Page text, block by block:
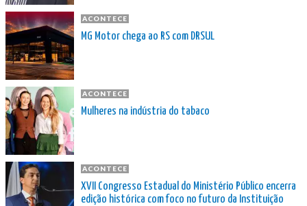
ACONTECE
MG Motor chega ao RS com DRSUL
ACONTECE
Mulheres na indústria do tabaco
ACONTECE
XVII Congresso Estadual do Ministério Público encerra
edição histórica com foco no futuro da Instituição